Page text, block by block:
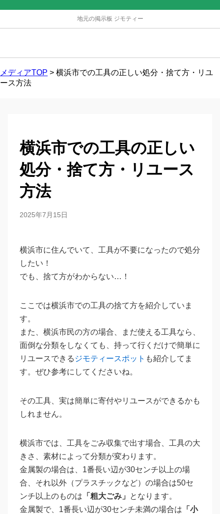
地元の掲示板 ジモティー
メディアTOP > 横浜市での工具の正しい処分・捨て方・リユ
ース方法
横浜市での工具の正しい
処分・捨て方・リユース
方法
2025年7月15日
横浜市に住んでいて、工具が不要になったので処分
したい！
でも、捨て方がわからない…！
ここでは横浜市での工具の捨て方を紹介していま
す。
また、横浜市民の方の場合、まだ使える工具なら、
面倒な分類をしなくても、持って行くだけで簡単に
リユースできる ジモティースポット も紹介してま
す。ぜひ参考にしてくださいね。
その工具、実は簡単に寄付やリユースができるかも
しれません。
横浜市では、工具をごみ収集で出す場合、工具の大
きさ、素材によって分類が変わります。
金属製の場合は、1番長い辺が30センチ以上の場
合、それ以外（プラスチックなど）の場合は50セ
ンチ以上のものは 「粗大ごみ」
となります。
金属製で、1番長い辺が30センチ未満の場合は 「小